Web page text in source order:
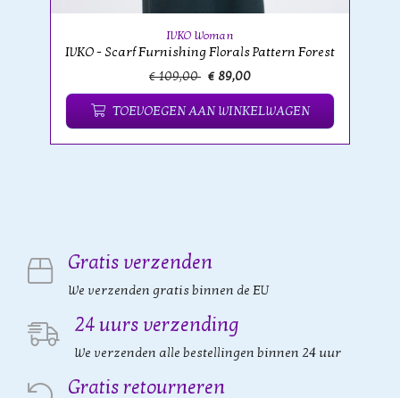
IVKO Woman
IVKO - Scarf Furnishing Florals Pattern Forest
€ 109,00 € 89,00
TOEVOEGEN AAN WINKELWAGEN
Gratis verzenden
We verzenden gratis binnen de EU
24 uurs verzending
We verzenden alle bestellingen binnen 24 uur
Gratis retourneren